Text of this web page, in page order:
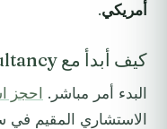
أمريكي.
كيف أبدأ مع Mirabello Consultancy؟
البدء أمر مباشر. احجز
الاستشاري المقيم في